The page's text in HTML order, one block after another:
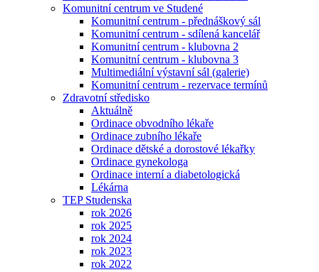
Komunitní centrum ve Studené
Komunitní centrum - přednáškový sál
Komunitní centrum - sdílená kancelář
Komunitní centrum - klubovna 2
Komunitní centrum - klubovna 3
Multimediální výstavní sál (galerie)
Komunitní centrum - rezervace termínů
Zdravotní středisko
Aktuálně
Ordinace obvodního lékaře
Ordinace zubního lékaře
Ordinace dětské a dorostové lékařky
Ordinace gynekologa
Ordinace interní a diabetologická
Lékárna
TEP Studenska
rok 2026
rok 2025
rok 2024
rok 2023
rok 2022